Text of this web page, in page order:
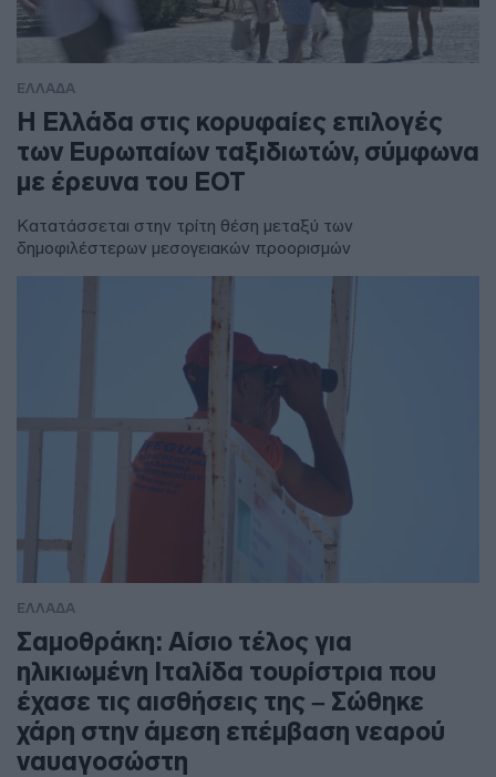
ΕΛΛΑΔΑ
Η Ελλάδα στις κορυφαίες επιλογές
των Ευρωπαίων ταξιδιωτών, σύμφωνα
με έρευνα του ΕΟΤ
Κατατάσσεται στην τρίτη θέση μεταξύ των
δημοφιλέστερων μεσογειακών προορισμών
ΕΛΛΑΔΑ
Σαμοθράκη: Αίσιο τέλος για
ηλικιωμένη Ιταλίδα τουρίστρια που
έχασε τις αισθήσεις της – Σώθηκε
χάρη στην άμεση επέμβαση νεαρού
ναυαγοσώστη